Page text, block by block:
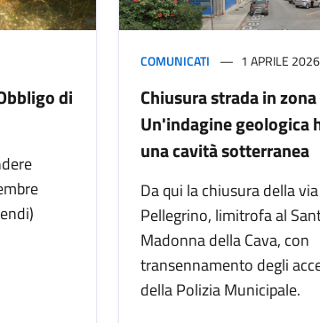
di
COMUNICATI 1 APRILE 2026
Chiusura strada in
Un'indagine geologica
una cavità sotterranea
Da qui la chiusura della
Pellegrino, limitrofa al
Madonna della Cava, con
transennamento degli
della Polizia Municipale.